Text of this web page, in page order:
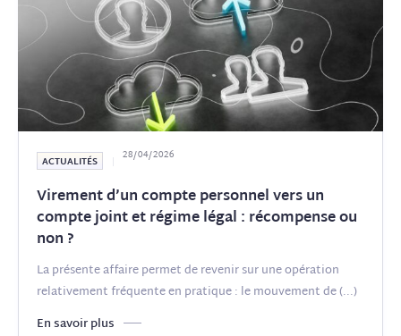
ACTUALITÉS 28/04/2026
Virement d’un compte personnel vers un
compte joint et régime légal : récompense ou
non ?
La présente affaire permet de revenir sur une opération
relativement fréquente en pratique : le mouvement de(...)
En savoir plus